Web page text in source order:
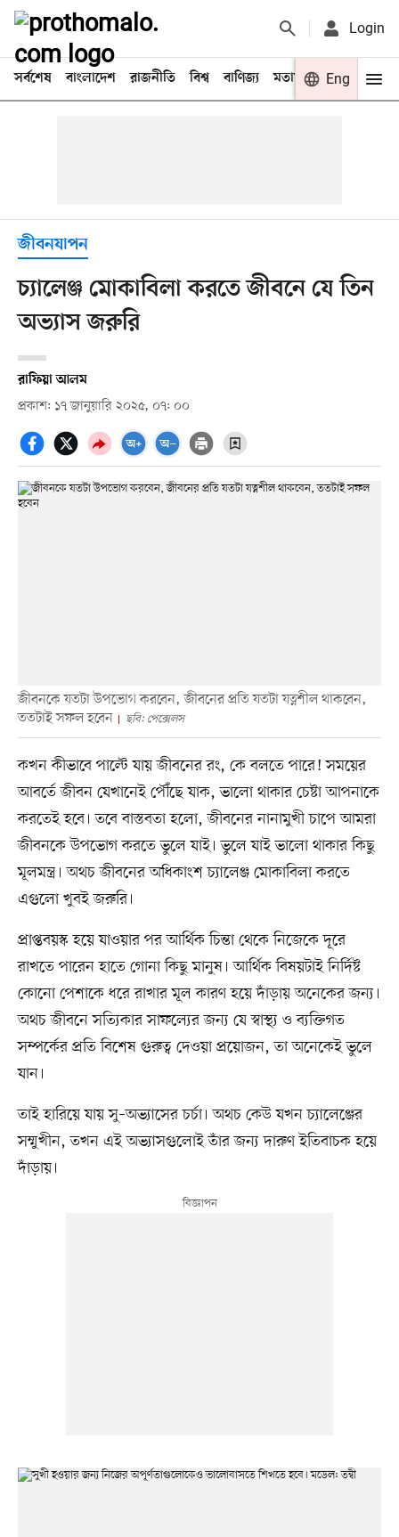
Login
সর্বশেষ বাংলাদেশ রাজনীতি বিশ্ব বাণিজ্য মতামত খেলা
Eng
জীবনযাপন
চ্যালেঞ্জ মোকাবিলা করতে জীবনে যে তিন
অভ্যাস জরুরি
রাফিয়া আলম
প্রকাশ: ১৭ জানুয়ারি ২০২৫, ০৭: ০০
জীবনকে যতটা উপভোগ করবেন, জীবনের প্রতি যতটা যত্নশীল থাকবেন,
ততটাই সফল হবেন
ছবি: পেক্সেলস
কখন কীভাবে পাল্টে যায় জীবনের রং, কে বলতে পারে! সময়ের
আবর্তে জীবন যেখানেই পৌঁছে যাক, ভালো থাকার চেষ্টা আপনাকে
করতেই হবে। তবে বাস্তবতা হলো, জীবনের নানামুখী চাপে আমরা
জীবনকে উপভোগ করতে ভুলে যাই। ভুলে যাই ভালো থাকার কিছু
মূলমন্ত্র। অথচ জীবনের অধিকাংশ চ্যালেঞ্জ মোকাবিলা করতে
এগুলো খুবই জরুরি।
প্রাপ্তবয়স্ক হয়ে যাওয়ার পর আর্থিক চিন্তা থেকে নিজেকে দূরে
রাখতে পারেন হাতে গোনা কিছু মানুষ। আর্থিক বিষয়টাই নির্দিষ্ট
কোনো পেশাকে ধরে রাখার মূল কারণ হয়ে দাঁড়ায় অনেকের জন্য।
অথচ জীবনে সত্যিকার সাফল্যের জন্য যে স্বাস্থ্য ও ব্যক্তিগত
সম্পর্কের প্রতি বিশেষ গুরুত্ব দেওয়া প্রয়োজন, তা অনেকেই ভুলে
যান।
তাই হারিয়ে যায় সু–অভ্যাসের চর্চা। অথচ কেউ যখন চ্যালেঞ্জের
সম্মুখীন, তখন এই অভ্যাসগুলোই তাঁর জন্য দারুণ ইতিবাচক হয়ে
দাঁড়ায়।